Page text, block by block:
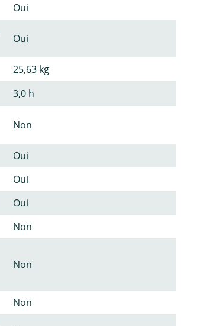
Oui
Oui
25,63 kg
3,0 h
Non
Oui
Oui
Oui
Non
Non
Non